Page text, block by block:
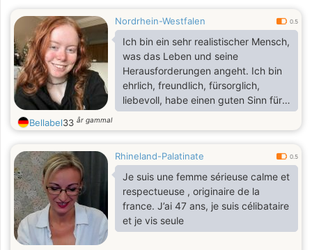
Nordrhein-Westfalen 0.5
Ich bin ein sehr realistischer Mensch,
was das Leben und seine
Herausforderungen angeht. Ich bin
ehrlich, freundlich, fürsorglich,
liebevoll, habe einen guten Sinn für
Humor, bin unkompliziert, eine
Freidenkerin, vertrauenswürdig und
lebe mein Leben, wie es kommt, und
mache mir keine Sorgen um morgen,
denn es wird immer da sein, egal
was ich tue.
Bellabel33 år gammal
Rhineland-Palatinate 0.5
Je suis une femme sérieuse calme et
respectueuse , originaire de la
france. J’ai 47 ans, je suis célibataire
et je vis seule